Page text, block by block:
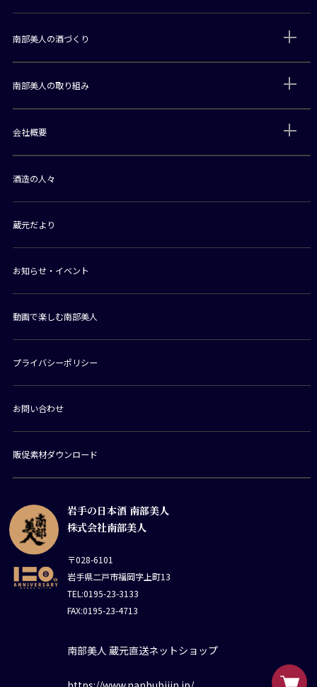
岩手の日本酒 南部美人
株式会社南部美人
〒028-6101
岩手県二戸市福岡字上町13
TEL:0195-23-3133
FAX:0195-23-4713
南部美人 蔵元直送ネットショップ
南部美人の酒づくり
南部美人の取り組み
会社概要
酒造の人々
蔵元だより
お知らせ・イベント
動画で楽しむ南部美人
プライバシーポリシー
お問い合わせ
販促素材ダウンロード